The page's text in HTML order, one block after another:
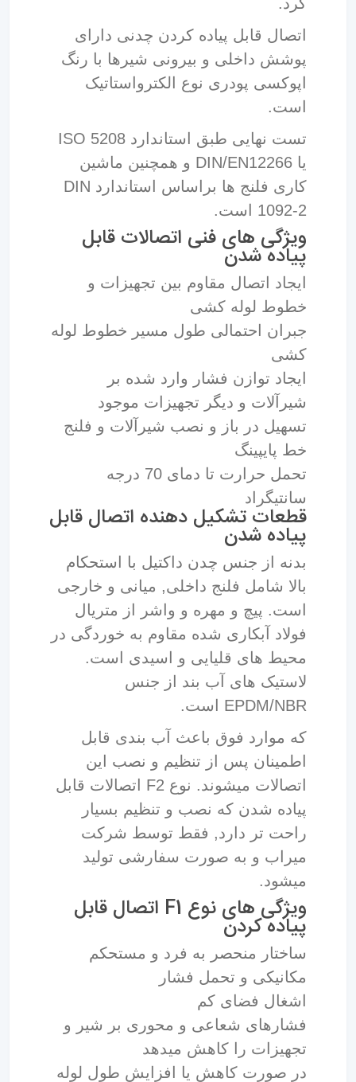
اتصال قابل پیاده کردن چدنی دارای
پوشش داخلی و بیرونی شیرها با رنگ
اپوکسی پودری نوع الکترواستاتیک
است.
تست نهایی طبق استاندارد ISO 5208
یا DIN/EN12266 و همچنین ماشین
کاری فلنج ها براساس استاندارد DIN
1092-2 است.
ویژگی های فنی اتصالات قابل
پیاده شدن
ایجاد اتصال مقاوم بین تجهیزات و
خطوط لوله کشی
جبران احتمالی طول مسیر خطوط لوله
کشی
ایجاد توازن فشار وارد شده بر
شیرآلات و دیگر تجهیزات موجود
تسهیل در باز و نصب شیرآلات و فلنج
خط پایپینگ
تحمل حرارت تا دمای 70 درجه
سانتیگراد
قطعات تشکیل دهنده اتصال قابل
پیاده شدن
بدنه از جنس چدن داکتیل با استحکام
بالا شامل فلنج داخلی, میانی و خارجی
است. پیچ و مهره و واشر از متریال
فولاد آبکاری شده مقاوم به خوردگی در
محیط های قلیایی و اسیدی است.
لاستیک های آب بند از جنس
EPDM/NBR است.
که موارد فوق باعث آب بندی قابل
اطمینان پس از تنظیم و نصب این
اتصالات میشوند. نوع F2 اتصالات قابل
پیاده شدن که نصب و تنظیم بسیار
راحت تر دارد, فقط توسط شرکت
میراب و به صورت سفارشی تولید
میشود.
ویژگی های نوع F1 اتصال قابل
پیاده کردن
ساختار منحصر به فرد و مستحکم
مکانیکی و تحمل فشار
اشغال فضای کم
فشارهای شعاعی و محوری بر شیر و
تجهیزات را کاهش میدهد
در صورت کاهش یا افزایش طول لوله